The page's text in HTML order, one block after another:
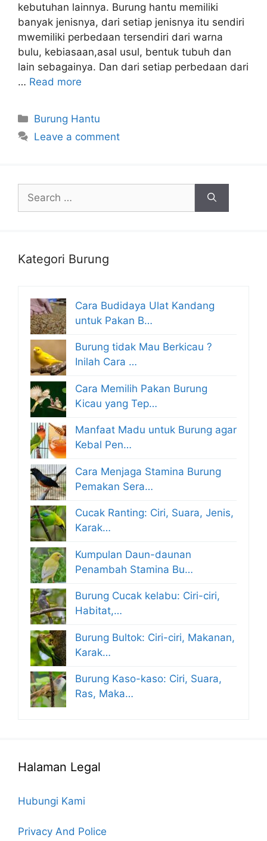
kebutuhan lainnya. Burung hantu memiliki
banyak jenisnya, dari setiap jenisnya itu sendiri
mwemiliki perbedaan tersendiri dari warna
bulu, kebiasaan,asal usul, bentuk tubuh dan
lain sebagainya. Dan dari setiap perbedaan dari
… Read more
Categories
Burung Hantu
Leave a comment
for:
Kategori Burung
Cara Budidaya Ulat Kandang
untuk Pakan B…
Burung tidak Mau Berkicau ?
Inilah Cara …
Cara Memilih Pakan Burung
Kicau yang Tep…
Manfaat Madu untuk Burung agar
Kebal Pen…
Cara Menjaga Stamina Burung
Pemakan Sera…
Cucak Ranting: Ciri, Suara, Jenis,
Karak…
Kumpulan Daun-daunan
Penambah Stamina Bu…
Burung Cucak kelabu: Ciri-ciri,
Habitat,…
Burung Bultok: Ciri-ciri, Makanan,
Karak…
Burung Kaso-kaso: Ciri, Suara,
Ras, Maka…
Halaman Legal
Hubungi Kami
Privacy And Police